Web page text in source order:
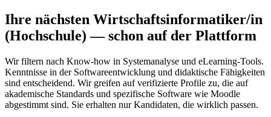
Ihre nächsten Wirtschaftsinformatiker/in
(Hochschule) — schon auf der Plattform
Wir filtern nach Know-how in Systemanalyse und eLearning-Tools.
Kenntnisse in der Softwareentwicklung und didaktische Fähigkeiten
sind entscheidend. Wir greifen auf verifizierte Profile zu, die auf
akademische Standards und spezifische Software wie Moodle
abgestimmt sind. Sie erhalten nur Kandidaten, die wirklich passen.